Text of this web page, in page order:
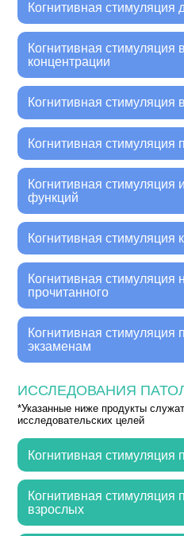
Когнитивная стимуляция
Когнитивная стимуляция
концентрации
Когнитивная стимуляция
Когнитивная стимуляция
Когнитивная стимуляция
функций
Когнитивная стимуляция
Когнитивная стимуляция
прочитанного
Когнитивная стимуляция
экзаменам
ИССЛЕДОВАНИЯ
*Указанные ниже продукты
исследовательских целей
Когнитивная стимуляция
Когнитивная стимуляция
взрослых